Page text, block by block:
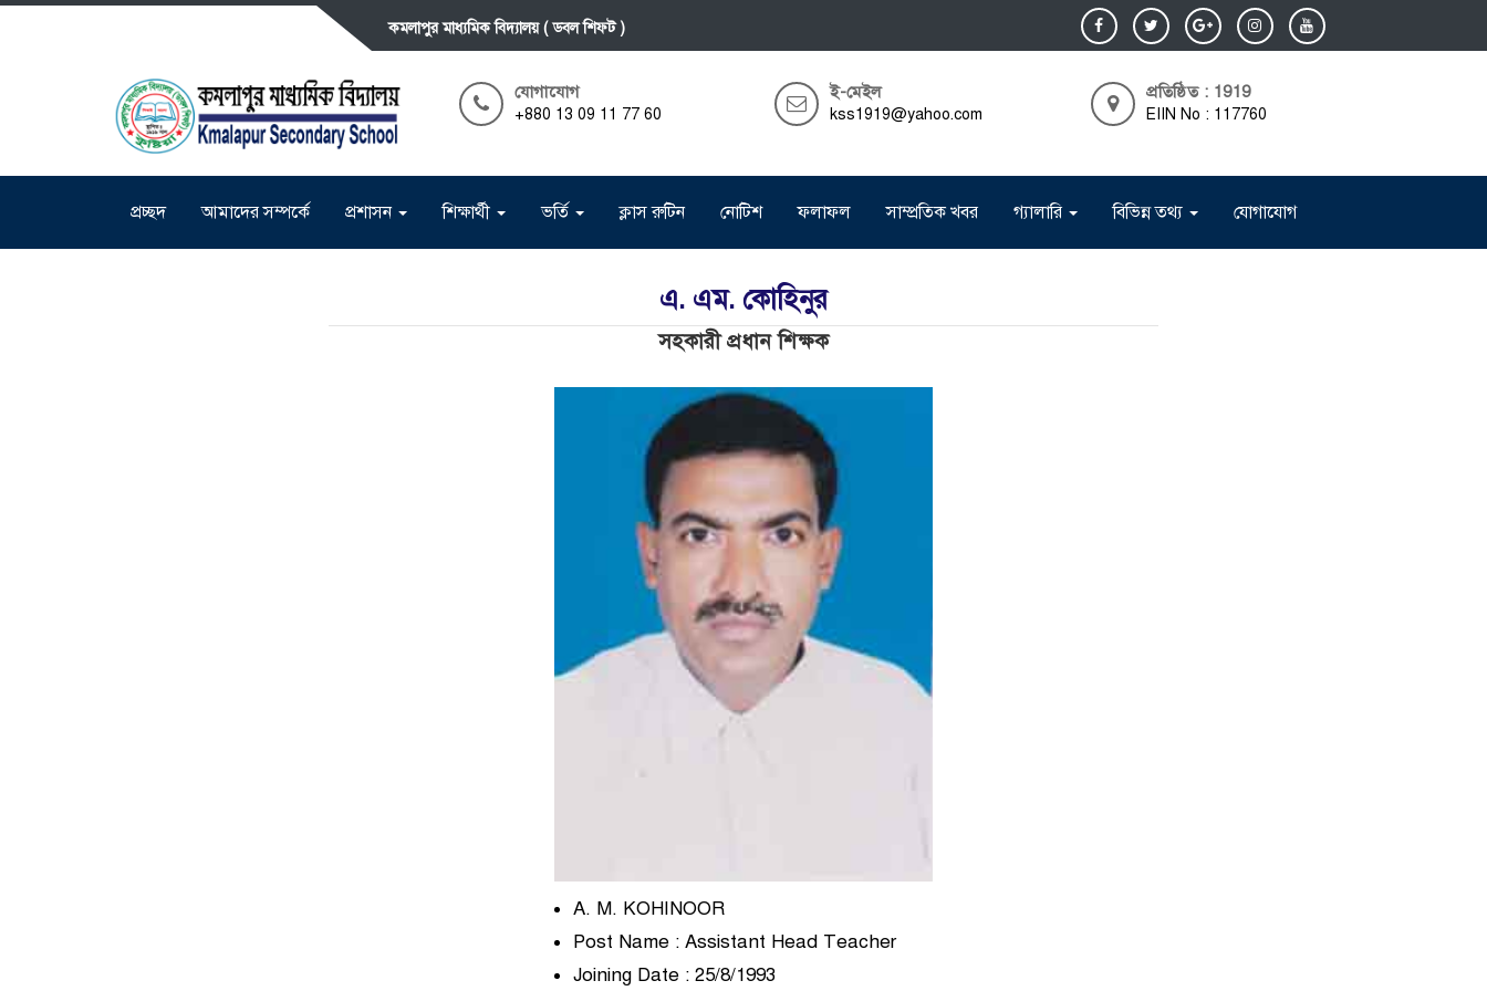
কমলাপুর মাধ্যমিক বিদ্যালয় ( ডবল শিফট )
যোগাযোগ
+880 13 09 11 77 60
ই-মেইল
kss1919@yahoo.com
প্রতিষ্ঠিত : 1919
EIIN No : 117760
প্রচ্ছদ আমাদের সম্পর্কে প্রশাসন শিক্ষার্থী ভর্তি ক্লাস রুটিন নোটিশ ফলাফল সাম্প্রতিক খবর গ্যালারি বিভিন্ন তথ্য যোগাযোগ
এ. এম. কোহিনুর
সহকারী প্রধান শিক্ষক
A. M. KOHINOOR
Post Name : Assistant Head Teacher
Joining Date : 25/8/1993